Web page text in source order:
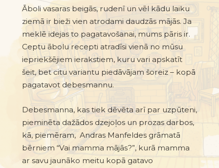
Āboli vasaras beigās, rudenī un vēl kādu laiku
ziemā ir bieži vien atrodami daudzās mājās. Ja
meklē idejas to pagatavošanai, mums pāris ir.
Ceptu ābolu recepti atradīsi vienā no mūsu
iepriekšējiem ierakstiem, kuru vari apskatīt
šeit, bet citu variantu piedāvājam šoreiz –kopā
pagatavot debesmannu.
Debesmanna, kas tiek dēvēta arī par uzpūteni,
pieminēta dažādos dzejoļos un prozas darbos,
kā, piemēram, Andras Manfeldes grāmatā
bērniem “Vai mamma mājās?”, kurā mamma
ar savu jaunāko meitu kopā gatavo